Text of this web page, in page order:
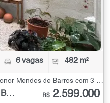
6 vagas 482 m²
Jardim Leonor Mendes de Barros R$ 2.599.000